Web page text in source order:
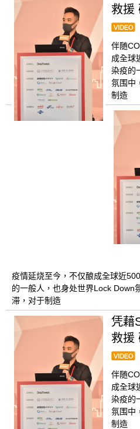
救援
伴随
成全球
染疫的
氛围中
制造
疫情延烧至今，不仅酿成全球近
的一般人，也身处世界Lock Down
滞，对于制造
凭藉
救援
伴随
成全球
染疫的
氛围中
制造